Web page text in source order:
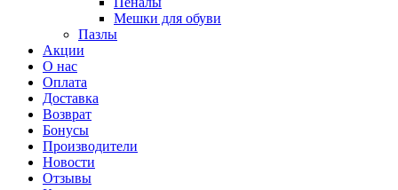
Мешки для обуви
Пазлы
Акции
О нас
Оплата
Доставка
Возврат
Бонусы
Производители
Новости
Отзывы